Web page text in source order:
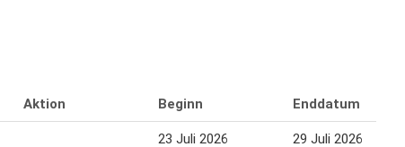
Aktion Beginn Enddatum
23 Juli 2026 29 Juli 2026